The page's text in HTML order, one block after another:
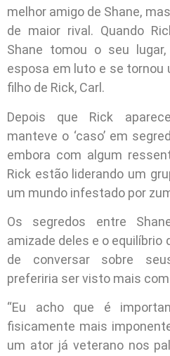
melhor amigo de Shane,
de maior rival. Quando
Shane tomou o seu
esposa em luto e se
filho de Rick, Carl.
Depois que Rick
manteve o ‘caso’ em
embora com algum
Rick estão liderando um
um mundo infestado por
Os segredos entre
amizade deles e o equilíbrio
de conversar sobre
preferiria ser visto mais
“Eu acho que é
fisicamente mais
um ator já veterano nos